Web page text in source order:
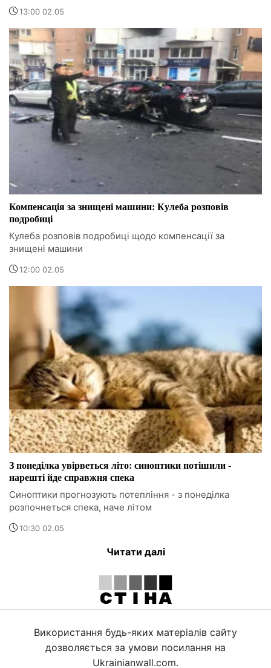
13:00 02.05
Компенсація за знищені машини: Кулеба розповів
подробиці
Кулеба розповів подробиці щодо компенсації за
знищені машини
12:00 02.05
З понеділка увірветься літо: синоптики потішили -
нарешті йде справжня спека
Синоптики прогнозують потепління - з понеділка
розпочнеться спека, наче літом
10:30 02.05
Читати далі
Використання будь-яких матеріалів сайту
дозволяється за умови посилання на
Ukrainianwall.com.